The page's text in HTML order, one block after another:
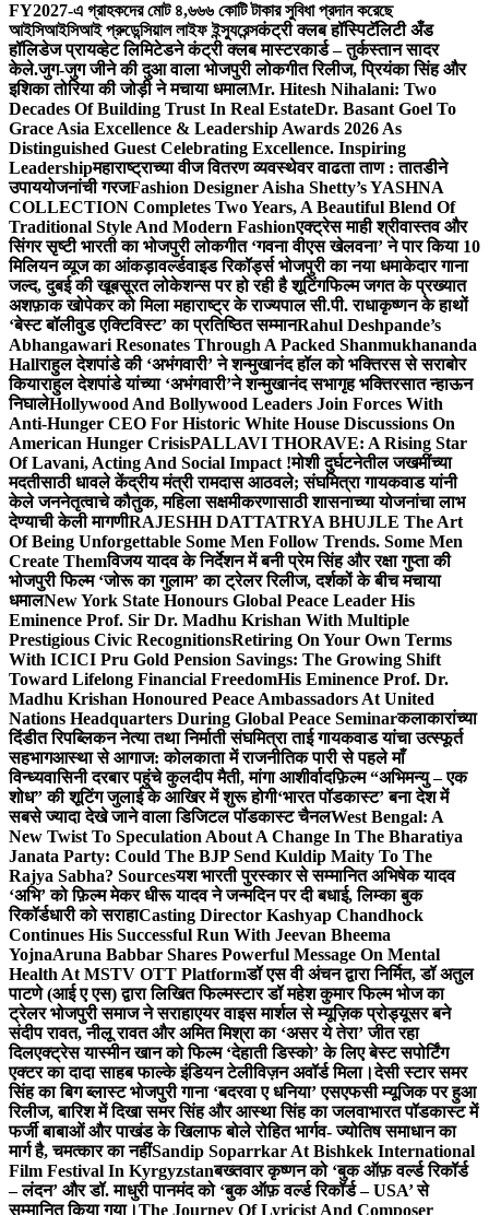
FY2027-এ গ্রাহকদের মোট ৪,৬৬৬ কোটি টাকার সুবিধা প্রদান করেছে
আইসিআইসিআই প্রুডেন্সিয়াল লাইফ ইন্স্যুরেন্সकंट्री क्लब हॉस्पिटॅलिटी अँड
हॉलिडेज प्रायव्हेट लिमिटेडने कंट्री क्लब मास्टरकार्ड – तुर्कस्तान सादर
केले.जुग-जुग जीने की दुआ वाला भोजपुरी लोकगीत रिलीज, प्रियंका सिंह और
इशिका तोरिया की जोड़ी ने मचाया धमालMr. Hitesh Nihalani: Two
Decades Of Building Trust In Real EstateDr. Basant Goel To
Grace Asia Excellence & Leadership Awards 2026 As
Distinguished Guest Celebrating Excellence. Inspiring
Leadershipमहाराष्ट्राच्या वीज वितरण व्यवस्थेवर वाढता ताण : तातडीने
उपाययोजनांची गरजFashion Designer Aisha Shetty’s YASHNA
COLLECTION Completes Two Years, A Beautiful Blend Of
Traditional Style And Modern Fashionएक्ट्रेस माही श्रीवास्तव और
सिंगर सृष्टी भारती का भोजपुरी लोकगीत ‘गवना वीएस खेलवना’ ने पार किया 10
मिलियन व्यूज का आंकड़ावर्ल्डवाइड रिकॉर्ड्स भोजपुरी का नया धमाकेदार गाना
जल्द, दुबई की खूबसूरत लोकेशन्स पर हो रही है शूटिंगफिल्म जगत के प्रख्यात
अशफ़ाक खोपेकर को मिला महाराष्ट्र के राज्यपाल सी.पी. राधाकृष्णन के हाथों
‘बेस्ट बॉलीवुड एक्टिविस्ट’ का प्रतिष्ठित सम्मानRahul Deshpande’s
Abhangawari Resonates Through A Packed Shanmukhananda
Hallराहुल देशपांडे की ‘अभंगवारी’ ने शन्मुखानंद हॉल को भक्तिरस से सराबोर
कियाराहुल देशपांडे यांच्या ‘अभंगवारी’ने शन्मुखानंद सभागृह भक्तिरसात न्हाऊन
निघालेHollywood And Bollywood Leaders Join Forces With
Anti-Hunger CEO For Historic White House Discussions On
American Hunger CrisisPALLAVI THORAVE: A Rising Star
Of Lavani, Acting And Social Impact !मोशी दुर्घटनेतील जखमींच्या
मदतीसाठी धावले केंद्रीय मंत्री रामदास आठवले; संघमित्रा गायकवाड यांनी
केले जननेतृत्वाचे कौतुक, महिला सक्षमीकरणासाठी शासनाच्या योजनांचा लाभ
देण्याची केली मागणीRAJESHH DATTATRYA BHUJLE The Art
Of Being Unforgettable Some Men Follow Trends. Some Men
Create Themविजय यादव के निर्देशन में बनी प्रेम सिंह और रक्षा गुप्ता की
भोजपुरी फिल्म ‘जोरू का गुलाम’ का ट्रेलर रिलीज, दर्शकों के बीच मचाया
धमालNew York State Honours Global Peace Leader His
Eminence Prof. Sir Dr. Madhu Krishan With Multiple
Prestigious Civic RecognitionsRetiring On Your Own Terms
With ICICI Pru Gold Pension Savings: The Growing Shift
Toward Lifelong Financial FreedomHis Eminence Prof. Dr.
Madhu Krishan Honoured Peace Ambassadors At United
Nations Headquarters During Global Peace Seminarकलाकारांच्या
दिंडीत रिपब्लिकन नेत्या तथा निर्माती संघमित्रा ताई गायकवाड यांचा उत्स्फूर्त
सहभागआस्था से आगाज: कोलकाता में राजनीतिक पारी से पहले माँ
विन्ध्यवासिनी दरबार पहुंचे कुलदीप मैती, मांगा आशीर्वादफ़िल्म “अभिमन्यु – एक
शोध” की शूटिंग जुलाई के आखिर में शुरू होगी‘भारत पॉडकास्ट’ बना देश में
सबसे ज्यादा देखे जाने वाला डिजिटल पॉडकास्ट चैनलWest Bengal: A
New Twist To Speculation About A Change In The Bharatiya
Janata Party: Could The BJP Send Kuldip Maity To The
Rajya Sabha? Sourcesयश भारती पुरस्कार से सम्मानित अभिषेक यादव
‘अभि’ को फ़िल्म मेकर धीरू यादव ने जन्मदिन पर दी बधाई, लिम्का बुक
रिकॉर्डधारी को सराहाCasting Director Kashyap Chandhock
Continues His Successful Run With Jeevan Bheema
YojnaAruna Babbar Shares Powerful Message On Mental
Health At MSTV OTT Platformडॉ एस वी अंचन द्वारा निर्मित, डॉ अतुल
पाटणे (आई ए एस) द्वारा लिखित फिल्मस्टार डॉ महेश कुमार फिल्म भोज का
ट्रेलर भोजपुरी समाज ने सराहाएयर वाइस मार्शल से म्यूज़िक प्रोड्यूसर बने
संदीप रावत, नीलू रावत और अमित मिश्रा का ‘असर ये तेरा’ जीत रहा
दिलएक्ट्रेस यास्मीन खान को फिल्म ‘देहाती डिस्को’ के लिए बेस्ट सपोर्टिंग
एक्टर का दादा साहब फाल्के इंडियन टेलीविज़न अवॉर्ड मिला।देसी स्टार समर
सिंह का बिग ब्लास्ट भोजपुरी गाना ‘बदरवा ए धनिया’ एसएफसी म्यूजिक पर हुआ
रिलीज, बारिश में दिखा समर सिंह और आस्था सिंह का जलवाभारत पॉडकास्ट में
फर्जी बाबाओं और पाखंड के खिलाफ बोले रोहित भार्गव- ज्योतिष समाधान का
मार्ग है, चमत्कार का नहींSandip Soparrkar At Bishkek International
Film Festival In Kyrgyzstanबख्तवार कृष्णन को ‘बुक ऑफ़ वर्ल्ड रिकॉर्ड
– लंदन’ और डॉ. माधुरी पानमंद को ‘बुक ऑफ़ वर्ल्ड रिकॉर्ड – USA’ से
सम्मानित किया गया।The Journey Of Lyricist And Composer